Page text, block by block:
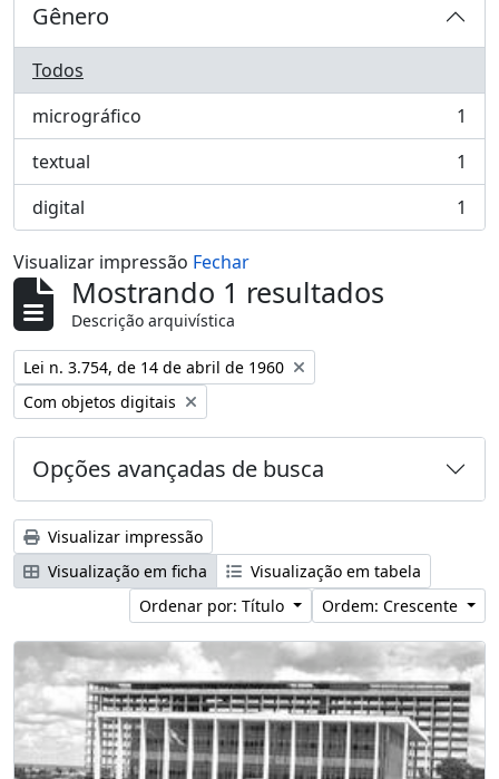
Gênero
Todos
micrográfico
, 1 resultados
1
textual
, 1 resultados
1
digital
, 1 resultados 1
Visualizar impressão Fechar
Mostrando 1 resultados
Descrição arquivística
Remover filtro:
Lei n. 3.754, de 14 de abril de 1960
Remover filtro:
Com objetos digitais
Opções avançadas de busca
Visualizar impressão
Visualização em ficha
Visualização em tabela
Ordenar por: Título
Ordem: Crescente